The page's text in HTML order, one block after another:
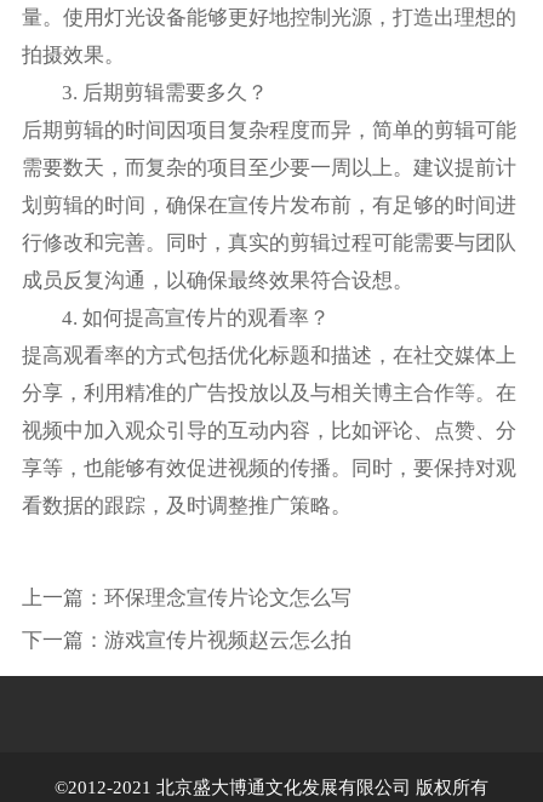
量。使用灯光设备能够更好地控制光源，打造出理想的
拍摄效果。
3. 后期剪辑需要多久？
后期剪辑的时间因项目复杂程度而异，简单的剪辑可能
需要数天，而复杂的项目至少要一周以上。建议提前计
划剪辑的时间，确保在宣传片发布前，有足够的时间进
行修改和完善。同时，真实的剪辑过程可能需要与团队
成员反复沟通，以确保最终效果符合设想。
4. 如何提高宣传片的观看率？
提高观看率的方式包括优化标题和描述，在社交媒体上
分享，利用精准的广告投放以及与相关博主合作等。在
视频中加入观众引导的互动内容，比如评论、点赞、分
享等，也能够有效促进视频的传播。同时，要保持对观
看数据的跟踪，及时调整推广策略。
上一篇： 环保理念宣传片论文怎么写
下一篇： 游戏宣传片视频赵云怎么拍
©2012-2021 北京盛大博通文化发展有限公司 版权所有